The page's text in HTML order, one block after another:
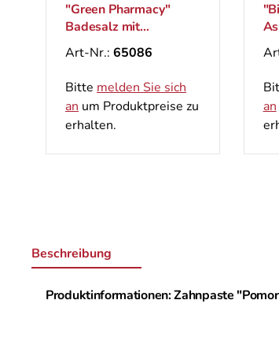
"Green Pharmacy"
Badesalz mit
Sandelholz und
Patschuli mit Deckel,
1000 g
Art-Nr.: 65086
Bitte melden Sie sich
an um Produktpreise zu
erhalten.
an
Beschreibung
Produktinformationen: Zahnpaste